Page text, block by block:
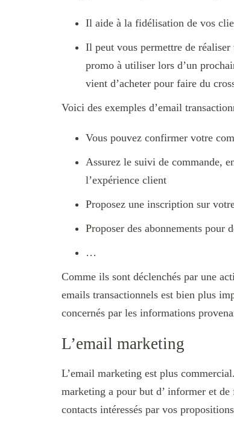
Il aide à la fidélisation de vos
Il peut vous permettre de
promo à utiliser lors d’un
vient d’acheter pour faire du
Voici des exemples d’email
Vous pouvez confirmer votre
Assurez le suivi de commande,
l’expérience client
Proposez une inscription sur
Proposer des abonnements pour
…
Comme ils sont déclenchés par une
emails transactionnels est bien plus
concernés par les informations
L’email marketing
L’email marketing est plus
marketing a pour but d’ informer et de
contacts intéressés par vos